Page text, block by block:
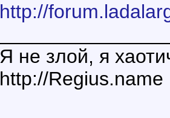
http://
Я не злой, я
http://Regius.name